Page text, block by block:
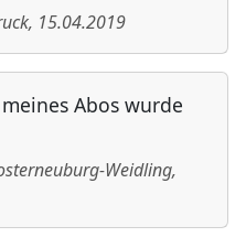
, 15.04.2019
Abos wurde
Weidling,